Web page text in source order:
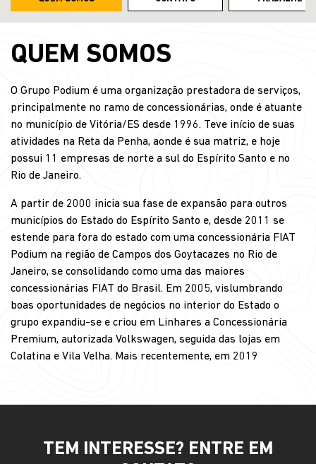
QUEM SOMOS
O Grupo Podium é uma organização prestadora de serviços,
principalmente no ramo de concessionárias, onde é atuante
no município de Vitória/ES desde 1996. Teve início de suas
atividades na Reta da Penha, aonde é sua matriz, e hoje
possui 11 empresas de norte a sul do Espírito Santo e no
Rio de Janeiro.
A partir de 2000 inicia sua fase de expansão para outros
municípios do Estado do Espírito Santo e, desde 2011 se
estende para fora do estado com uma concessionária FIAT
Podium na região de Campos dos Goytacazes no Rio de
Janeiro, se consolidando como uma das maiores
concessionárias FIAT do Brasil. Em 2005, vislumbrando
boas oportunidades de negócios no interior do Estado o
grupo expandiu-se e criou em Linhares a Concessionária
Premium, autorizada Volkswagen, seguida das lojas em
Colatina e Vila Velha. Mais recentemente, em 2019
TEM INTERESSE? ENTRE EM